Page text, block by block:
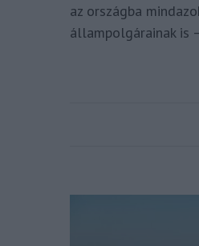
az országba
állampolgárainak is